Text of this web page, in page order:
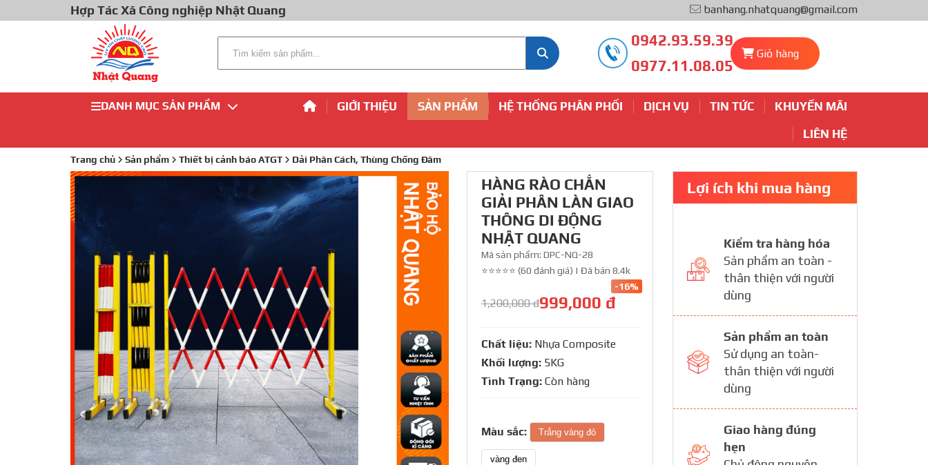
Hợp Tác Xã Công nghiệp Nhật Quang banhang.nhatquang@gmail.com
0942.93.59.39
0977.11.08.05
Giỏ hàng
DANH MỤC SẢN PHẨM GIỚI THIỆU SẢN PHẨM HỆ THỐNG PHÂN PHỐI DỊCH VỤ TIN TỨC
KHUYẾN MÃI
LIÊN HỆ
Trang chủ Sản phẩm Thiết bị cảnh báo ATGT Dải Phân Cách, Thùng Chống Đâm
HÀNG RÀO CHẮN
GIẢI PHÂN LÀN GIAO
THÔNG DI ĐỘNG
NHẬT QUANG
Mã sản phẩm: DPC-NQ-28
⭐⭐⭐⭐⭐ (60 đánh giá) | Đã bán 8.4k
1,200,000 đ999,000 đ
-16%
Chất liệu: Nhựa Composite
Khối lượng: 5KG
Tình Trạng: Còn hàng
Màu sắc: Trắng vàng đỏ
vàng đen
Lợi ích khi mua hàng
Kiểm tra hàng hóa
Sản phẩm an toàn -
thân thiện với người
dùng
Sản phẩm an toàn
Sử dụng an toàn-
thân thiện với người
dùng
Giao hàng đúng
hẹn